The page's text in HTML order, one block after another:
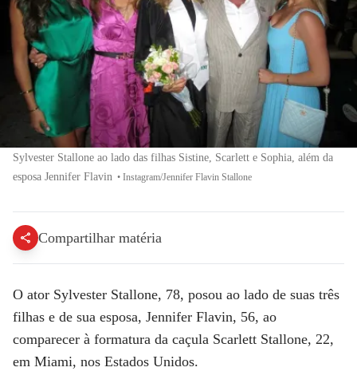
Sylvester Stallone ao lado das filhas Sistine, Scarlett e Sophia, além da
esposa Jennifer Flavin • Instagram/Jennifer Flavin Stallone
Compartilhar matéria
O ator Sylvester Stallone, 78, posou ao lado de suas três
filhas e de sua esposa, Jennifer Flavin, 56, ao
comparecer à formatura da caçula Scarlett Stallone, 22,
em Miami, nos Estados Unidos.